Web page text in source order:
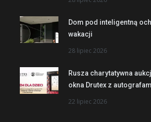
Dom pod inteligentną
wakacji
28 lipiec 2026
Rusza charytatywna
okna Drutex z
22 lipiec 2026